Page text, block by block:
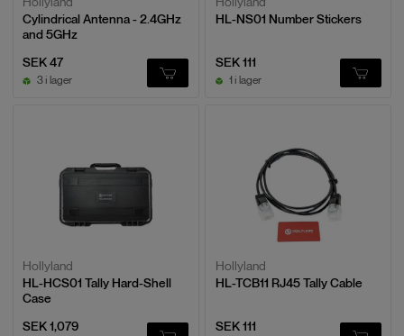
Cylindrical Antenna - 2.4GHz
and 5GHz
SEK 47
3 i lager
HL-NS01 Number Stickers
SEK 111
1 i lager
Hollyland
HL-HCS01 Tally Hard-Shell
Case
SEK 1,079
Hollyland
HL-TCB11 RJ45 Tally Cable
SEK 111